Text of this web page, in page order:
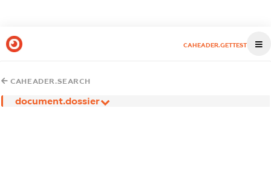
CAHEADER.GETTEST
CAHEADER.SEARCH
document.dossier